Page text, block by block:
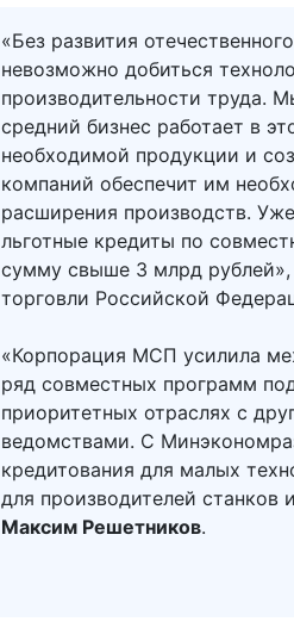
«Без развития
невозможно добиться
производительности труда.
средний бизнес работает в
необходимой продукции и
компаний обеспечит им
расширения производств.
льготные кредиты по
сумму свыше 3 млрд
торговли Российской
«Корпорация МСП усилила
ряд совместных программ
приоритетных отраслях с
ведомствами. С
кредитования для малых
для производителей
Максим Решетников.